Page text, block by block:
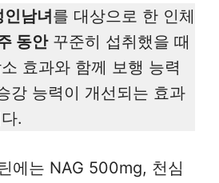
남녀를 대상으로 한 인체
동안꾸준히 섭취했을 때
효과와 함께 보행 능력
강 능력이 개선되는 효과
.
에는 NAG 500mg, 천심